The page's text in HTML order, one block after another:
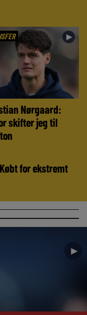
►
Nørgaard:
skifter jeg til
for ekstremt
►